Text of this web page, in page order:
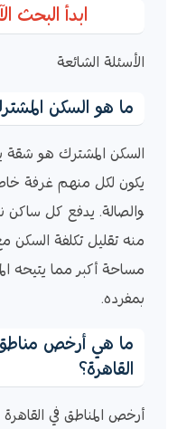
ابدأ
الأسئلة الشائعة
ما هو السكن
السكن المشترك هو
يكون لكل منهم غرفة
والصالة. يدفع كل ساكن
منه تقليل تكلفة
مساحة أكبر مما يتيحه
بمفرده.
ما هي أرخص
القاهرة؟
أرخص المناطق في